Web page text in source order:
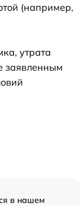
(например,
утрата
заявленным
в нашем